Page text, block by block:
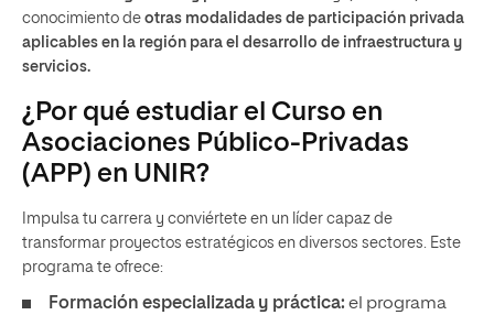
conocimiento de otras modalidades de participación privada
aplicables en la región para el desarrollo de infraestructura y
servicios.
¿Por qué estudiar el Curso en
Asociaciones Público-Privadas
(APP) en UNIR?
Impulsa tu carrera y conviértete en un líder capaz de
transformar proyectos estratégicos en diversos sectores. Este
programa te ofrece:
Formación especializada y práctica: el programa